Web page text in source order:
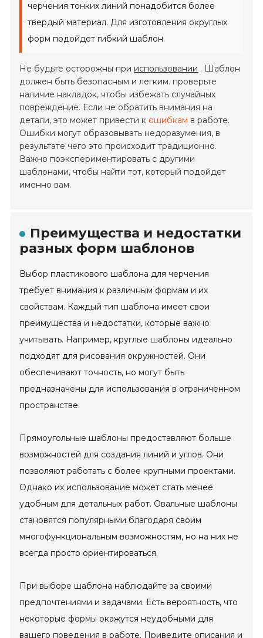
черчения тонких линий понадобится более
твердый материал. Для изготовления округлых
форм подойдет гибкий шаблон.
Не будьте осторожны при использовании . Шаблон
должен быть безопасным и легким. проверьте
наличие накладок, чтобы избежать случайных
повреждение. Если не обратить внимания на
детали, это может привести к ошибкам в работе.
Ошибки могут образовывать недоразумения, в
результате чего это происходит традиционно.
Важно поэкспериментировать с другими
шаблонами, чтобы найти тот, который подойдет
именно вам.
Преимущества и недостатки
разных форм шаблонов
Выбор пластикового шаблона для черчения
требует внимания к различным формам и их
свойствам. Каждый тип шаблона имеет свои
преимущества и недостатки, которые важно
учитывать. Например, круглые шаблоны идеально
подходят для рисования окружностей. Они
обеспечивают точность, но могут быть
предназначены для использования в ограниченном
пространстве.
Прямоугольные шаблоны предоставляют больше
возможностей для создания линий и углов. Они
позволяют работать с более крупными проектами.
Однако их использование может стать менее
удобным для детальных работ. Овальные шаблоны
становятся популярными благодаря своим
многофункциональным возможностям, но на них не
всегда просто ориентироваться.
При выборе шаблона наблюдайте за своими
предпочтениями и задачами. Есть вероятность, что
некоторые формы окажутся неудобными для
вашего поведения в работе. Приведите описания и